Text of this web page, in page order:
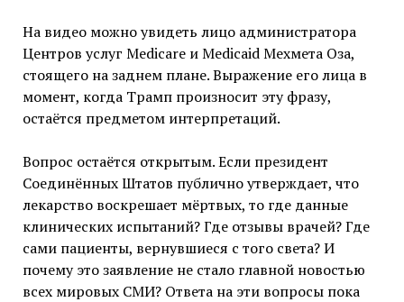
На видео можно увидеть лицо администратора
Центров услуг Medicare и Medicaid Мехмета Оза,
стоящего на заднем плане. Выражение его лица в
момент, когда Трамп произносит эту фразу,
остаётся предметом интерпретаций.
Вопрос остаётся открытым. Если президент
Соединённых Штатов публично утверждает, что
лекарство воскрешает мёртвых, то где данные
клинических испытаний? Где отзывы врачей? Где
сами пациенты, вернувшиеся с того света? И
почему это заявление не стало главной новостью
всех мировых СМИ? Ответа на эти вопросы пока